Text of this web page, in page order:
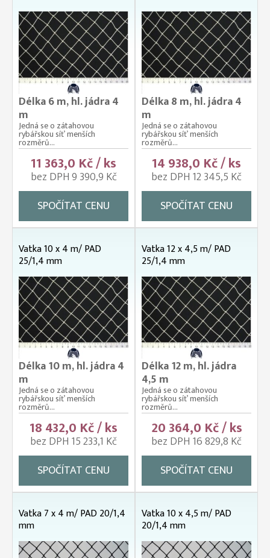
Délka 6 m, hl. jádra 4
m
Jedná se o zátahovou
rybářskou síť menších
rozměrů...
11 363,0 Kč / ks
bez DPH 9 390,9 Kč
SPOČÍTAT CENU
Délka 8 m, hl. jádra 4
m
Jedná se o zátahovou
rybářskou síť menších
rozměrů...
14 938,0 Kč / ks
bez DPH 12 345,5 Kč
SPOČÍTAT CENU
Vatka 10 x 4 m/ PAD
25/1,4 mm
Délka 10 m, hl. jádra 4
m
Jedná se o zátahovou
rybářskou síť menších
rozměrů...
18 432,0 Kč / ks
bez DPH 15 233,1 Kč
SPOČÍTAT CENU
Vatka 12 x 4,5 m/ PAD
25/1,4 mm
Délka 12 m, hl. jádra
4,5 m
Jedná se o zátahovou
rybářskou síť menších
rozměrů...
20 364,0 Kč / ks
bez DPH 16 829,8 Kč
SPOČÍTAT CENU
Vatka 7 x 4 m/ PAD 20/1,4
mm
Vatka 10 x 4,5 m/ PAD
20/1,4 mm